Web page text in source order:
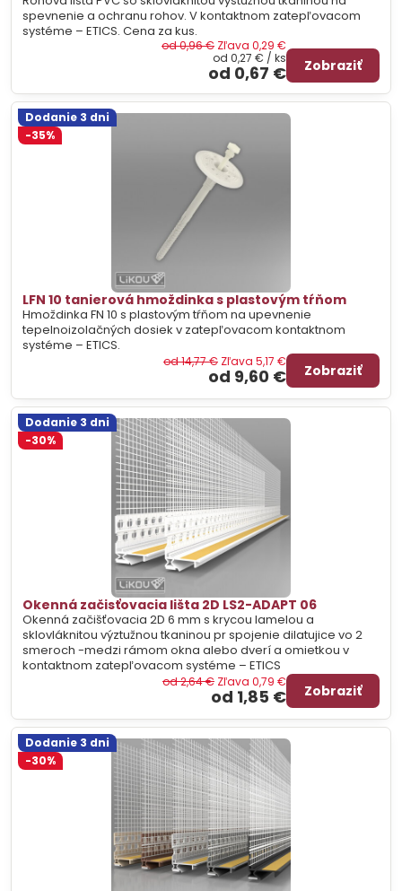
spevnenie a ochranu rohov. V kontaktnom zatepľovacom
systéme – ETICS. Cena za kus.
od 0,67 €
od 0,96 € Zľava 0,29 €
od 0,27 € / ks Zobraziť
LFN 10 tanierová hmoždinka s plastovým tŕňom
Dodanie 3 dni
-35%
Hmoždinka FN 10 s plastovým tŕňom na upevnenie
tepelnoizolačných dosiek v zatepľovacom kontaktnom
systéme – ETICS.
od 9,60 €
od 14,77 € Zľava 5,17 €
Zobraziť
Okenná začisťovacia lišta 2D LS2-ADAPT 06
Dodanie 3 dni
-30%
Okenná začišťovacia 2D 6 mm s krycou lamelou a
sklovláknitou výztužnou tkaninou pr spojenie dilatujice vo 2
smeroch -medzi rámom okna alebo dverí a omietkou v
kontaktnom zatepľovacom systéme – ETICS
od 1,85 €
od 2,64 € Zľava 0,79 €
Zobraziť
Dodanie 3 dni
-30%